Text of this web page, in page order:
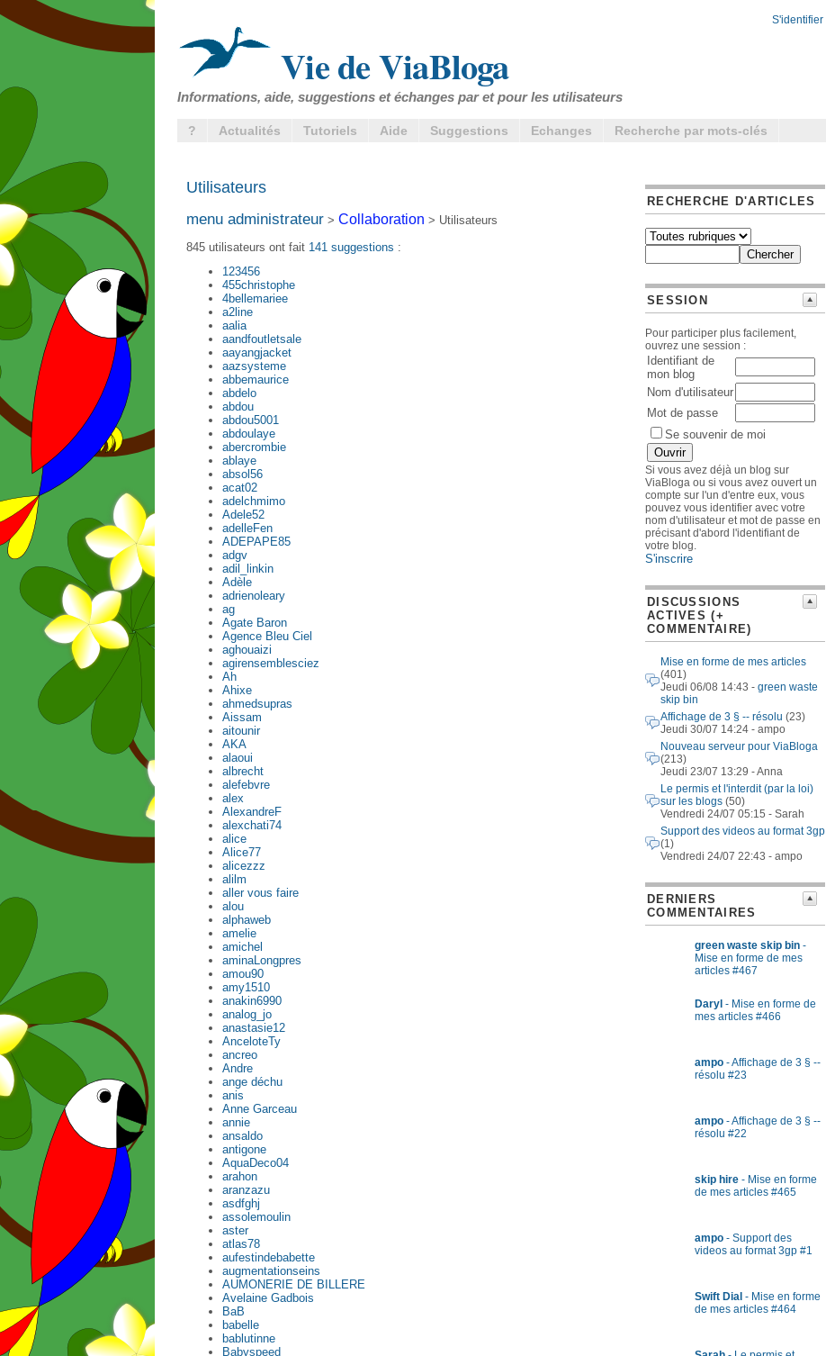
S'identifier
Vie de ViaBloga
Informations, aide, suggestions et échanges par et pour les utilisateurs
? Actualités Tutoriels Aide Suggestions Echanges Recherche par mots-clés
Utilisateurs
menu administrateur > Collaboration > Utilisateurs
845 utilisateurs ont fait 141 suggestions :
123456
455christophe
4bellemariee
a2line
aalia
aandfoutletsale
aayangjacket
aazsysteme
abbemaurice
abdelo
abdou
abdou5001
abdoulaye
abercrombie
ablaye
absol56
acat02
adelchmimo
Adele52
adelleFen
ADEPAPE85
adgv
adil_linkin
Adèle
adrienoleary
ag
Agate Baron
Agence Bleu Ciel
aghouaizi
agirensemblesciez
Ah
Ahixe
ahmedsupras
Aissam
aitounir
AKA
alaoui
albrecht
alefebvre
alex
AlexandreF
alexchati74
alice
Alice77
alicezzz
alilm
aller vous faire
alou
alphaweb
amelie
amichel
aminaLongpres
amou90
amy1510
anakin6990
analog_jo
anastasie12
AnceloteTy
ancreo
Andre
ange déchu
anis
Anne Garceau
annie
ansaldo
antigone
AquaDeco04
arahon
aranzazu
asdfghj
assolemoulin
aster
atlas78
aufestindebabette
augmentationseins
AUMONERIE DE BILLERE
Avelaine Gadbois
BaB
babelle
bablutinne
Babyspeed
RECHERCHE D'ARTICLES
SESSION
Pour participer plus facilement,
ouvrez une session :
Identifiant de
mon blog
Nom d'utilisateur
Mot de passe
Se souvenir de moi
Si vous avez déjà un blog sur
ViaBloga ou si vous avez ouvert un
compte sur l'un d'entre eux, vous
pouvez vous identifier avec votre
nom d'utilisateur et mot de passe en
précisant d'abord l'identifiant de
votre blog.
S'inscrire
DISCUSSIONS
ACTIVES (+
COMMENTAIRE)
Mise en forme de mes articles
(401)
Jeudi 06/08 14:43 - green waste
skip bin
Affichage de 3 § -- résolu (23)
Jeudi 30/07 14:24 - ampo
Nouveau serveur pour ViaBloga
(213)
Jeudi 23/07 13:29 - Anna
Le permis et l'interdit (par la loi)
sur les blogs (50)
Vendredi 24/07 05:15 - Sarah
Support des videos au format 3gp
(1)
Vendredi 24/07 22:43 - ampo
DERNIERS
COMMENTAIRES
green waste skip bin -
Mise en forme de mes
articles #467
Daryl - Mise en forme de
mes articles #466
ampo - Affichage de 3 § --
résolu #23
ampo - Affichage de 3 § --
résolu #22
skip hire - Mise en forme
de mes articles #465
ampo - Support des
videos au format 3gp #1
Swift Dial - Mise en forme
de mes articles #464